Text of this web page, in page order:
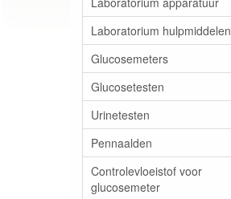
Laboratorium hulpmiddelen
Glucosemeters
Glucosetesten
Urinetesten
Pennaalden
Controlevloeistof voor
glucosemeter